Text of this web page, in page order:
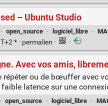
– Ubuntu Studio
· open_source · logiciel_libre ·
* · permalien · ·
Avec vos amis,
ou de bœuffer avec
latence sur une
· open_source · logiciel_libre ·